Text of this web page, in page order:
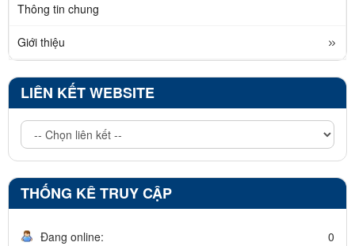
Thông tin chung
Giới thiệu
LIÊN KẾT WEBSITE
THỐNG KÊ TRUY CẬP
Đang online: 0